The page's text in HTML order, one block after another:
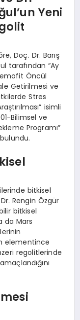
Yeni
Doç. Dr. Barış
tarafından “Ay
Öncül
Getirilmesi ve
Stres
isimli
Bilimsel ve
Programı”
bitkisel
Rengin Özgür
bitkisel
da Mars
elementince
regolitlerinde